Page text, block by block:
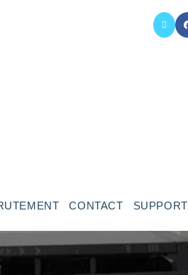
CONTACT SUPPORT